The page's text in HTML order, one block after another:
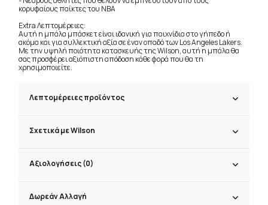
κορυφαίους παίκτες του NBA
Extra Λεπτομέρειες:
Αυτή η μπάλα μπάσκετ είναι ιδανική για παιχνίδια στο γήπεδο ή
ακόμα και για συλλεκτική αξία σε έναν οπαδό των Los Angeles Lakers.
Με την υψηλή ποιότητα κατασκευής της Wilson, αυτή η μπάλα θα
σας προσφέρει αξιόπιστη απόδοση κάθε φορά που θα τη
χρησιμοποιείτε.
Λεπτομέρειες προϊόντος
Σχετικά με Wilson
Αξιολογήσεις (0)
Δωρεάν Αλλαγή